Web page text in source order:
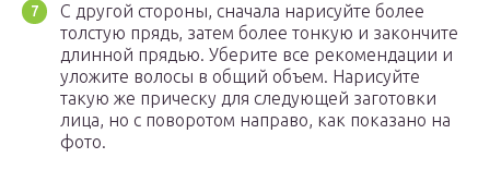
С другой стороны, сначала нарисуйте более
толстую прядь, затем более тонкую и закончите
длинной прядью. Уберите все рекомендации и
уложите волосы в общий объем. Нарисуйте
такую ​​же прическу для следующей заготовки
лица, но с поворотом направо, как показано на
фото.